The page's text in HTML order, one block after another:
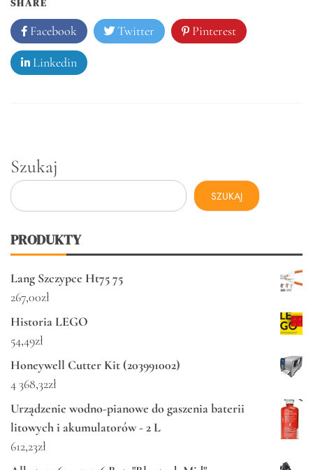
SHARE
Facebook Twitter Pinterest
Linkedin
Szukaj
SZUKAJ
PRODUKTY
Lang Szczypce Ht75 75
267,00zł
Historia LEGO
54,49zł
Honeywell Cutter Kit (203991002)
4 368,32zł
Urządzenie wodno-pianowe do gaszenia baterii
litowych i akumulatorów - 2 L
612,23zł